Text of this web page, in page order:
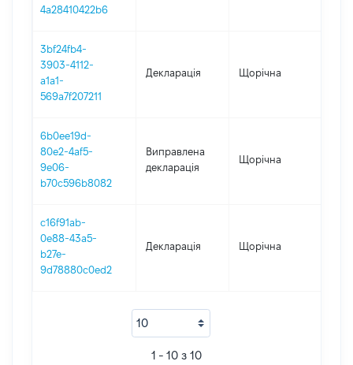
4a28410422b6
3bf24fb4-
3903-4112-
a1a1-
569a7f207211
Декларація Щорічна
6b0ee19d-
80e2-4af5-
9e06-
b70c596b8082
Виправлена
декларація
Щорічна
c16f91ab-
0e88-43a5-
b27e-
9d78880c0ed2
Декларація Щорічна
1 - 10 з 10